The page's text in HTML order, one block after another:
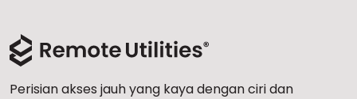
Perisian akses jauh yang kaya dengan ciri dan